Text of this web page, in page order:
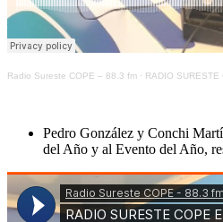
Radio Sureste COPE – 88.3 fm · RADIO SURESTE COPE EN LOS FORTIUS
Pedro González y Conchi
del Año y al Evento del Año,